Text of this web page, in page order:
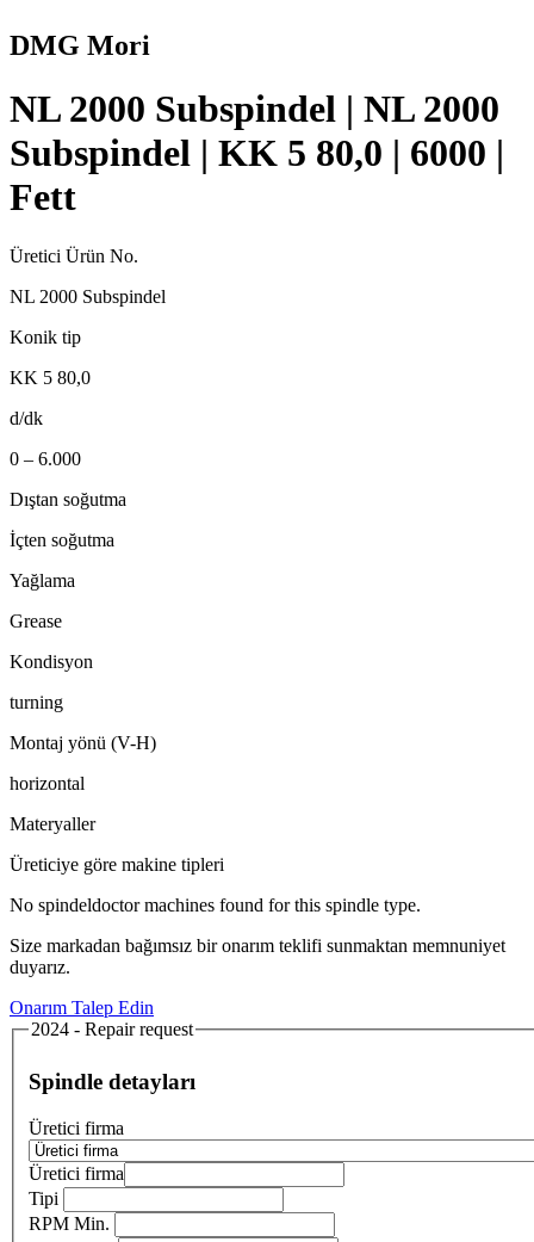
DMG Mori
NL 2000 Subspindel | NL 2000
Subspindel | KK 5 80,0 | 6000 |
Fett
Üretici Ürün No.
NL 2000 Subspindel
Konik tip
KK 5 80,0
d/dk
0 – 6.000
Dıştan soğutma
İçten soğutma
Yağlama
Grease
Kondisyon
turning
Montaj yönü (V-H)
horizontal
Materyaller
Üreticiye göre makine tipleri
No spindeldoctor machines found for this spindle type.
Size markadan bağımsız bir onarım teklifi sunmaktan memnuniyet
duyarız.
Onarım Talep Edin
2024 - Repair request
Spindle detayları
Üretici firma
Üretici firma
Tipi
RPM Min.